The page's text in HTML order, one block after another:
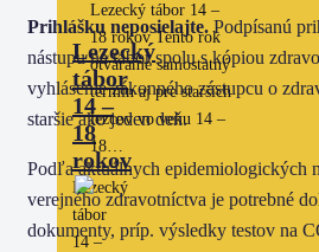
Lezecký
tábor
14 –
18
rokov
Lezecký
tábor
14 –
Lezecký tábor 14 –
18 rokov Tento rok
otvárame samostatný
termín aj pre starších
lezcov vo veku 14 –
18…
Prihlášku neposielajte.Podpísanú
nástupu na tábor spolu s kópiou
vyhlásenie zákonného zástupcu o
staršie ako jeden deň.
Podľa aktuálnych epidemiologických
verejného zdravotníctva je potrebné
dokumenty, príp. výsledky testov na